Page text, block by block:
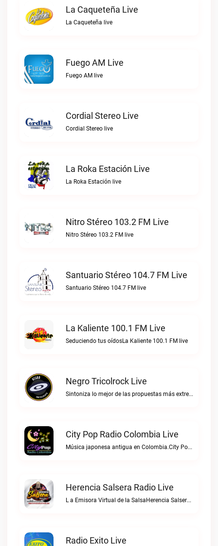
La Caqueteña Live
La Caqueteña live
Fuego AM Live
Fuego AM live
Cordial Stereo Live
Cordial Stereo live
La Roka Estación Live
La Roka Estación live
Nitro Stéreo 103.2 FM Live
Nitro Stéreo 103.2 FM live
Santuario Stéreo 104.7 FM Live
Santuario Stéreo 104.7 FM live
La Kaliente 100.1 FM Live
Seduciendo tus oídosLa Kaliente 100.1 FM live
Negro Tricolrock Live
Sintoniza lo mejor de las propuestas más extremas y virtuosas del metal colombianoNegro Tricolrock live
City Pop Radio Colombia Live
Música japonesa antigua en Colombia.City Pop Radio Colombia live
Herencia Salsera Radio Live
L a Emisora Virtual de la SalsaHerencia Salsera Radio live
Radio Exito Live